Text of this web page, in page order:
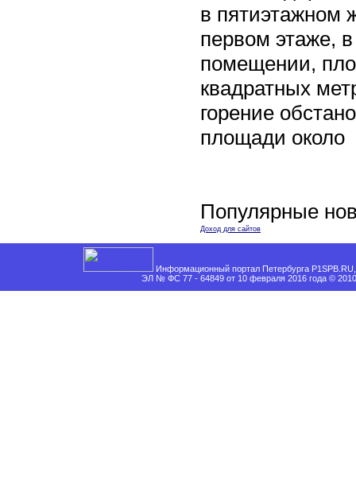
в пятиэтажном
первом этаже,
помещении,
квадратных
горение
площади около
Популярные
Доход для сайтов
Информационный портал Петербурга
ЭЛ № ФС 77 - 64849 от 10 февраля 2016 года ©